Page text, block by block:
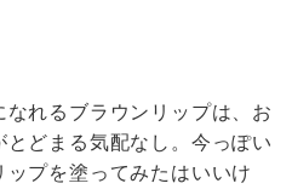
れるブラウンリップは、お
どまる気配なし。今っぽい
プを塗ってみたはいいけ